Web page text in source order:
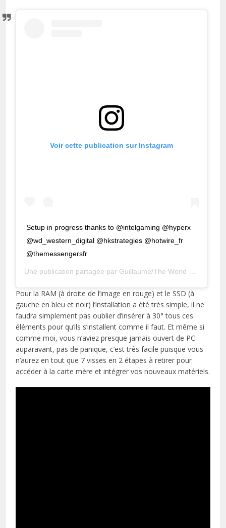
Voir cette publication sur Instagram
Setup in progress thanks to @intelgaming @hyperx
@wd_western_digital @hkstrategies @hotwire_fr
@themessengersfr
Une publication partagée par Guillaume/The World Of Twinsen
Pour la RAM (à droite de l’image en rouge) et le SSD (à
gauche en bleu et noir) l’installation a été très simple, il ne
faudra simplement pas oublier d’insérer à 30° tous ces
éléments pour qu’ils s’installent comme il faut. Et même si
comme moi, vous n’aviez presque jamais ouvert de PC
auparavant, pas de panique, c’est très facile puisque vous
n’aurez en tout que 7 visses en 2 étapes à retirer pour
accéder à la carte mère et intégrer vos nouveaux matériels.